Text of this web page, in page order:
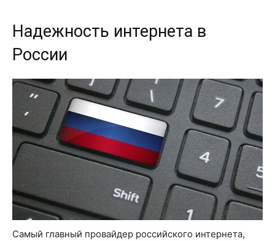
Надежность интернета в
России
Самый главный провайдер российского интернета,